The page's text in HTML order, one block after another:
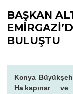
BAŞKAN
BULUŞTU
Konya
Halkapınar